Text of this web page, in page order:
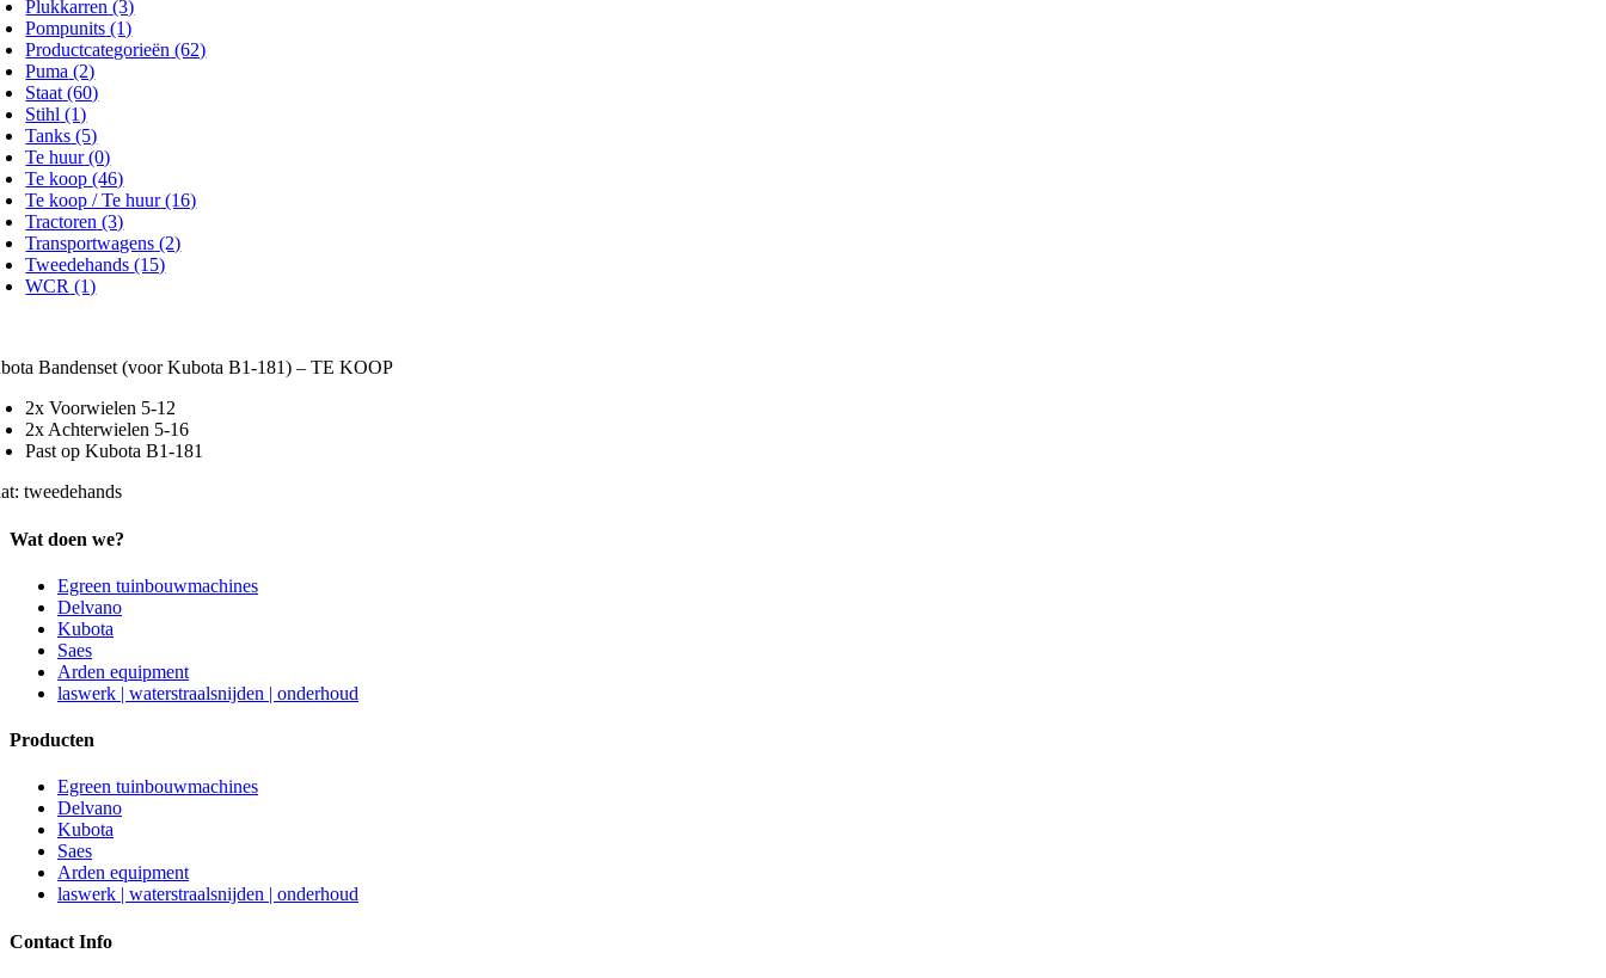
Plukkarren (3)
Pompunits (1)
Productcategorieën (62)
Puma (2)
Staat (60)
Stihl (1)
Tanks (5)
Te huur (0)
Te koop (46)
Te koop / Te huur (16)
Tractoren (3)
Transportwagens (2)
Tweedehands (15)
WCR (1)
Bandenset (voor Kubota B1-181) – TE KOOP
2x Voorwielen 5-12
2x Achterwielen 5-16
Past op Kubota B1-181
tweedehands
Wat doen we?
Egreen tuinbouwmachines
Delvano
Kubota
Saes
Arden equipment
laswerk | waterstraalsnijden | onderhoud
Producten
Egreen tuinbouwmachines
Delvano
Kubota
Saes
Arden equipment
laswerk | waterstraalsnijden | onderhoud
Contact Info